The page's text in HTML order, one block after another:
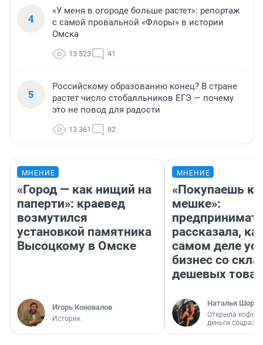
4
«У меня в огороде больше растет»: репортаж
с самой провальной «Флоры» в истории
Омска
13 523 41
5
Российскому образованию конец? В стране
растет число стобалльников ЕГЭ — почему
это не повод для радости
13 361 82
МНЕНИЕ
«Город — как нищий на
паперти»: краевед
возмутился
установкой памятника
Высоцкому в Омске
Игорь Коновалов
Историк
МНЕНИЕ
«Покупаешь
мешке»:
рассказала,
самом деле
бизнес со
дешевых
Наталья
Открыла
деньги